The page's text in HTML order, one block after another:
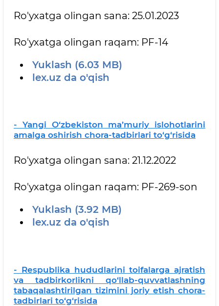
Ro'yxatga olingan sana: 25.01.2023
Ro'yxatga olingan raqam: PF-14
Yuklash (6.03 MB)
lex.uz da o'qish
- Yangi O‘zbekiston ma’muriy islohotlarini
amalga oshirish chora-tadbirlari to‘g‘risida
Ro'yxatga olingan sana: 21.12.2022
Ro'yxatga olingan raqam: PF-269-son
Yuklash (3.92 MB)
lex.uz da o'qish
- Respublika hududlarini toifalarga ajratish
va tadbirkorlikni qo‘llab-quvvatlashning
tabaqalashtirilgan tizimini joriy etish chora-
tadbirlari to‘g‘risida